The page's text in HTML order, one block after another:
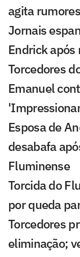
agita
Jornais
Endrick
Torcedores
Emanuel
Esposa de
desabafa
Fluminense
Torcida do
por queda
Torcedores
eliminação;